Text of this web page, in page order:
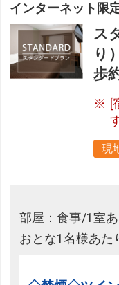
インターネット限
ス
り
歩
[
現
部屋：食事/1室
おとな1名様あた